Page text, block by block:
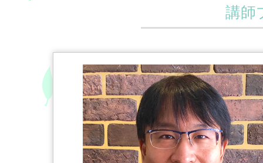
講師